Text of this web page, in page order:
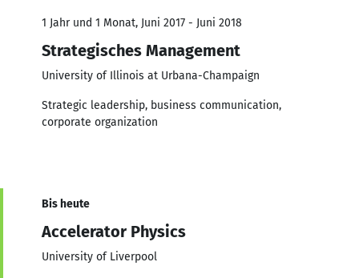
1 Jahr und 1 Monat, Juni 2017 - Juni 2018
Strategisches Management
University of Illinois at Urbana-Champaign
Strategic leadership, business communication,
corporate organization
Bis heute
Accelerator Physics
University of Liverpool